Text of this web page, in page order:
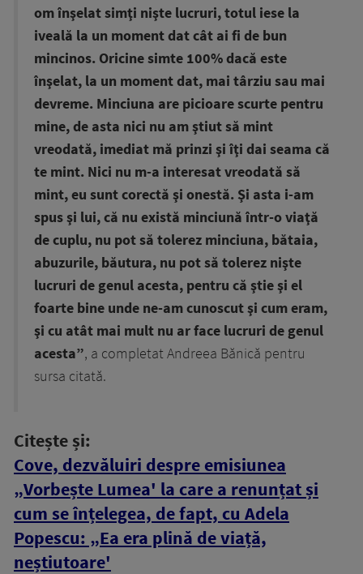
om înşelat simţi nişte lucruri, totul iese la
iveală la un moment dat cât ai fi de bun
mincinos. Oricine simte 100% dacă este
înşelat, la un moment dat, mai târziu sau mai
devreme. Minciuna are picioare scurte pentru
mine, de asta nici nu am ştiut să mint
vreodată, imediat mă prinzi şi îţi dai seama că
te mint. Nici nu m-a interesat vreodată să
mint, eu sunt corectă şi onestă. Şi asta i-am
spus şi lui, că nu există minciună într-o viaţă
de cuplu, nu pot să tolerez minciuna, bătaia,
abuzurile, băutura, nu pot să tolerez nişte
lucruri de genul acesta, pentru că ştie şi el
foarte bine unde ne-am cunoscut şi cum eram,
şi cu atât mai mult nu ar face lucruri de genul
acesta”, a completat Andreea Bănică pentru
sursa citată.
Citește și:
Cove, dezvăluiri despre emisiunea
„Vorbește Lumea' la care a renunțat și
cum se înțelegea, de fapt, cu Adela
Popescu: „Ea era plină de viață,
neștiutoare'